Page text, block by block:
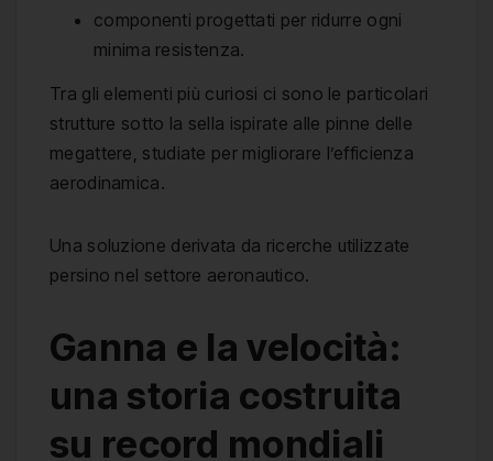
componenti progettati per ridurre ogni
minima resistenza.
Tra gli elementi più curiosi ci sono le particolari
strutture sotto la sella ispirate alle pinne delle
megattere, studiate per migliorare l’efficienza
aerodinamica.
Una soluzione derivata da ricerche utilizzate
persino nel settore aeronautico.
Ganna e la velocità:
una storia costruita
su record mondiali